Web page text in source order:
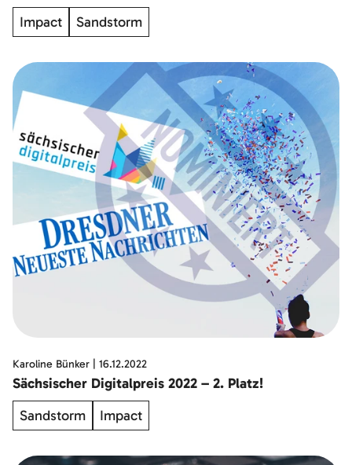
Impact
Sandstorm
Karoline Bünker 16.12.2022
Sächsischer Digitalpreis 2022 – 2. Platz!
Sandstorm
Impact